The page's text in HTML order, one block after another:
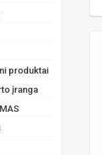
produktai
įranga